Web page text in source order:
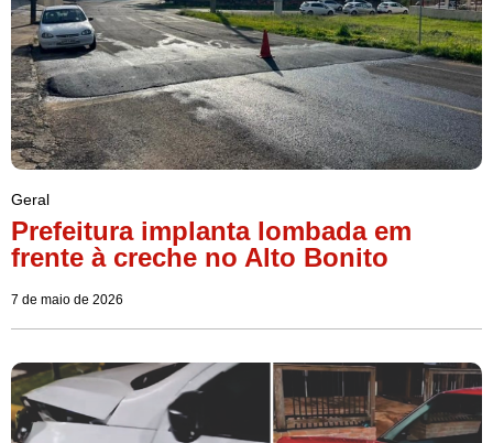
Geral
Prefeitura implanta lombada em
frente à creche no Alto Bonito
7 de maio de 2026